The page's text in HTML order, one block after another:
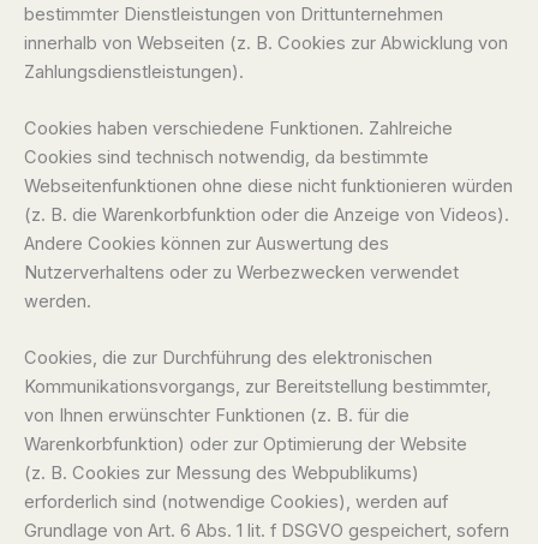
bestimmter Dienstleistungen von Drittunternehmen
innerhalb von Webseiten (z. B. Cookies zur Abwicklung von
Zahlungsdienstleistungen).
Cookies haben verschiedene Funktionen. Zahlreiche
Cookies sind technisch notwendig, da bestimmte
Webseitenfunktionen ohne diese nicht funktionieren würden
(z. B. die Warenkorbfunktion oder die Anzeige von Videos).
Andere Cookies können zur Auswertung des
Nutzerverhaltens oder zu Werbezwecken verwendet
werden.
Cookies, die zur Durchführung des elektronischen
Kommunikationsvorgangs, zur Bereitstellung bestimmter,
von Ihnen erwünschter Funktionen (z. B. für die
Warenkorbfunktion) oder zur Optimierung der Website
(z. B. Cookies zur Messung des Webpublikums)
erforderlich sind (notwendige Cookies), werden auf
Grundlage von Art. 6 Abs. 1 lit. f DSGVO gespeichert, sofern